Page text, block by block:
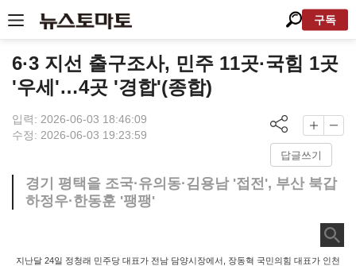
구독
6·3 지선 출구조사, 민주 11곳·국힘 1곳
'우세'…4곳 '경합'(종합)
입력: 2026-06-03 18:46:09
수정: 2026-06-03 19:23:59
답글쓰기
경기 평택을 조국·유의동·김용남 '접전', 부산 북갑
하정우·한동훈 '팽팽'
지난달 24일 정청래 민주당 대표가 전남 담양시장에서, 장동혁 국민의힘 대표가 인천